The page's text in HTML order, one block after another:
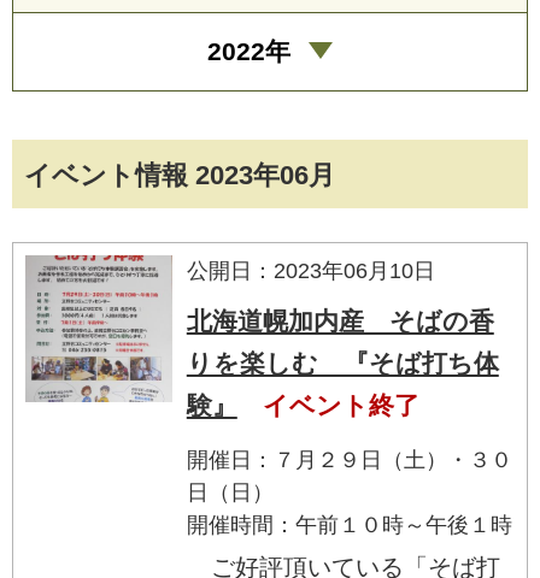
イベント情報 2023年06月
公開日：2023年06月10日
北海道幌加内産 そばの香
りを楽しむ 『そば打ち体
験』
イベント終了
開催日：７月２９日（土）・３０
日（日）
開催時間：午前１０時～午後１時
ご好評頂いている「そば打
2022年